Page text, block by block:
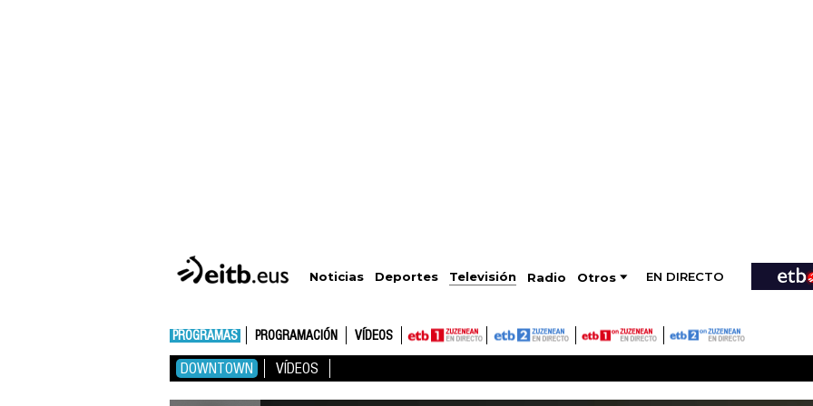
Noticias Deportes Televisión Radio Otros EN DIRECTO
PROGRAMAS PROGRAMACIÓN VÍDEOS
DOWNTOWN VÍDEOS